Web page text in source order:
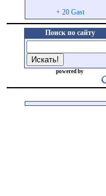
+ 20 Gast
Поиск по сайту
powered by